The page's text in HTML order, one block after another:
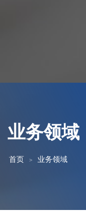
业务领域
首页 > 业务领域